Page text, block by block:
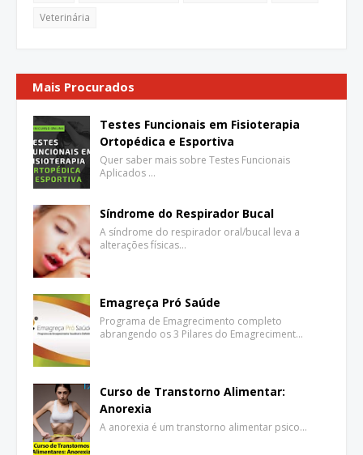
Veterinária
Mais Procurados
Testes Funcionais em Fisioterapia
Ortopédica e Esportiva
Quer saber mais sobre Testes Funcionais
Aplicados …
Síndrome do Respirador Bucal
A síndrome do respirador oral/bucal leva a
alterações físicas…
Emagreça Pró Saúde
Programa de Emagrecimento completo
abrangendo os 3 Pilares do Emagreciment…
Curso de Transtorno Alimentar:
Anorexia
A anorexia é um transtorno alimentar psico…